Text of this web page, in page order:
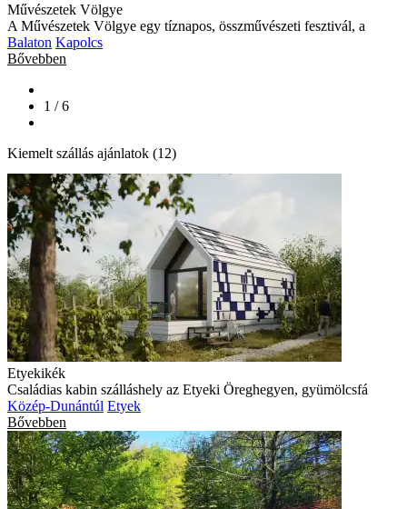
Művészetek Völgye
A Művészetek Völgye egy tíznapos, összművészeti fesztivál, a
Balaton Kapolcs
Bővebben
1 / 6
Kiemelt szállás ajánlatok (12)
Etyekikék
Családias kabin szálláshely az Etyeki Öreghegyen, gyümölcsfá
Közép-Dunántúl Etyek
Bővebben